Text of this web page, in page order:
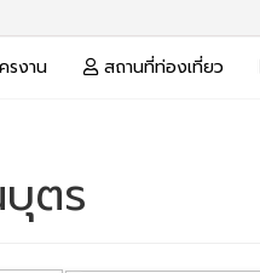
รงาน สถานที่ท่องเที่ยว
ตร